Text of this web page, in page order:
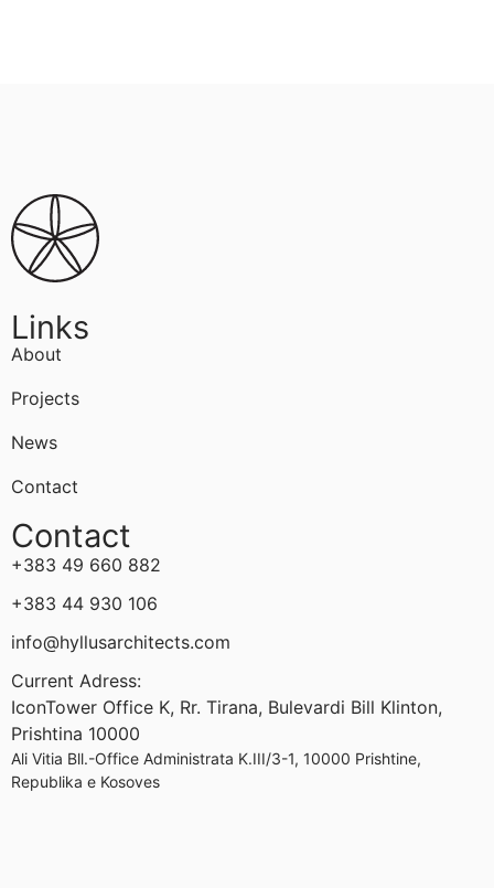
Links
About
Projects
News
Contact
Contact
+383 49 660 882
+383 44 930 106
info@hyllusarchitects.com
Current Adress:
IconTower Office K, Rr. Tirana, Bulevardi Bill Klinton,
Prishtina 10000
Ali Vitia Bll.-Office Administrata K.III/3-1, 10000 Prishtine,
Republika e Kosoves